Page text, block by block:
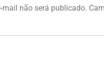
mail não será publicado.